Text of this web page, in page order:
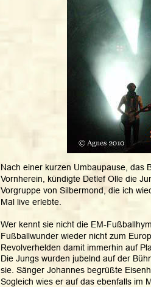
Nach einer kurzen Umbaupause, das
Vornherein, kündigte Detlef Olle die
Vorgruppe von Silbermond, die ich
Mal live erlebte.
Wer kennt sie nicht die EM-
Fußballwunder wieder nicht zum
Revolverhelden damit immerhin auf
Die Jungs wurden jubelnd auf der
sie. Sänger Johannes begrüßte
Sogleich wies er auf das ebenfalls im